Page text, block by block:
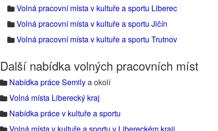
Volná pracovní místa v kultuře a sportu Liberec
Volná pracovní místa v kultuře a sportu Jičín
Volná pracovní místa v kultuře a sportu Trutnov
Další nabídka volných pracovních míst
Nabídka práce Semilya okolí
Volná místa Liberecký kraj
Nabídka práce v kultuře a sportu